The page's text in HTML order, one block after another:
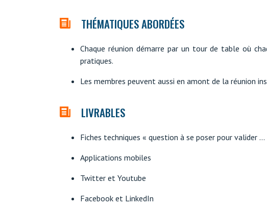
THÉMATIQUES ABORDÉES
Chaque réunion démarre par un tour de table où
pratiques.
Les membres peuvent aussi en amont de la réunion
LIVRABLES
Fiches techniques « question à se poser pour valider …
Applications mobiles
Twitter et Youtube
Facebook et LinkedIn